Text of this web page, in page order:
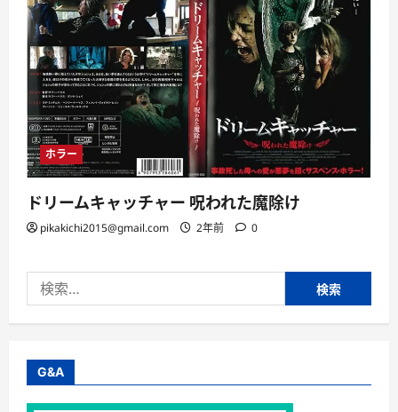
ホラー
ドリームキャッチャー 呪われた魔除け
pikakichi2015@gmail.com 2年前 0
索:
G&A